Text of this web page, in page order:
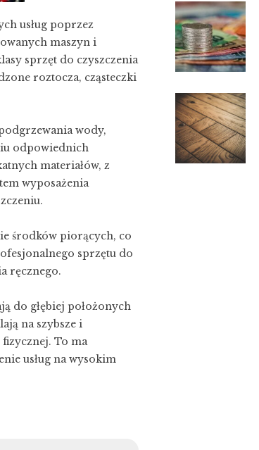
usług poprzez
maszyn i
sprzęt do czyszczenia
roztocza, cząsteczki
wody,
odpowiednich
materiałów, z
wyposażenia
środków piorących, co
sprzętu do
ręcznego.
do głębiej położonych
na szybsze i
To ma
usług na wysokim